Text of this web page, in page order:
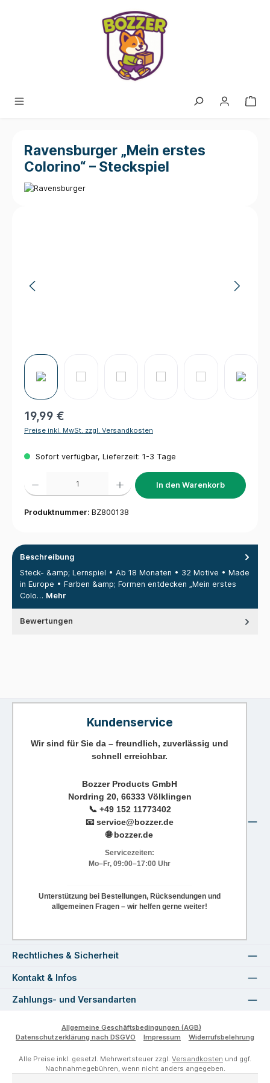
Ravensburger „Mein erstes
Colorino“ – Steckspiel
19,99 €
Preise inkl. MwSt. zzgl. Versandkosten
Sofort verfügbar, Lieferzeit: 1-3 Tage
Produkt Anzahl: Gib den gewünschten Wert ein oder benutze die Schaltflächen um die
In den Warenkorb
Produktnummer: BZ800138
Beschreibung
Steck- &amp; Lernspiel • Ab 18 Monaten • 32 Motive • Made
in Europe • Farben &amp; Formen entdecken „Mein erstes
Colo… Mehr
Bewertungen
Kundenservice
Wir sind für Sie da – freundlich, zuverlässig und
schnell erreichbar.
Bozzer Products GmbH
Nordring 20, 66333 Völklingen
📞 +49 152 11773402
📧service@bozzer.de
🌐 bozzer.de
Servicezeiten:
Mo–Fr, 09:00–17:00 Uhr
Unterstützung bei Bestellungen, Rücksendungen und
allgemeinen Fragen – wir helfen gerne weiter!
Rechtliches & Sicherheit
Kontakt & Infos
Zahlungs- und Versandarten
Allgemeine Geschäftsbedingungen (AGB)
Datenschutzerklärung nach DSGVO
Impressum Widerrufsbelehrung
Alle Preise inkl. gesetzl. Mehrwertsteuer zzgl. Versandkosten und ggf.
Nachnahmegebühren, wenn nicht anders angegeben.